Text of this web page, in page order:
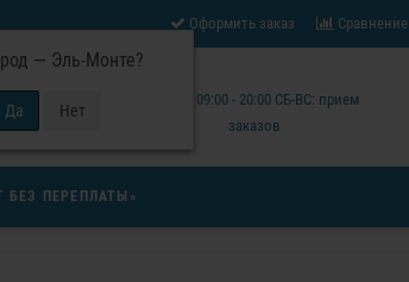
— Эль-Монте?
Сравнение
Оформить заказ
Будни: 09:00 - 20:00 СБ-ВС: прием
заказов
БЕЗ ПЕРЕПЛАТЫ»